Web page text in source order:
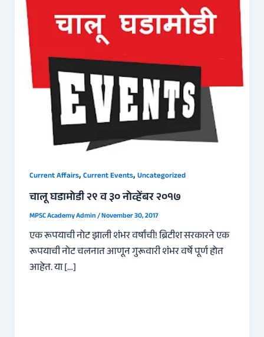
Current Affairs,Current Events,Uncategorized
चालू घडामोडी २९ व ३० नोव्हेंबर २०१७
MPSC Academy Admin/November 30, 2017
एक रूपयाची नोट झाली शंभर वर्षांची! ब्रिटीश सरकारने एक
रूपयाची नोट चलनात आणून गुरूवारी शंभर वर्षे पूर्ण होत
आहेत. या […]